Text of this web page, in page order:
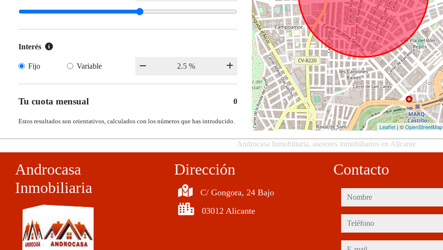
Interés
Fijo Variable
Tu cuota mensual 0
Estos resultados son orientativos, calculados con los números que has introducido.
Leaflet| ©OpenStreetMap
Androcasa Inmobiliaria, asesores inmobiliarios en Alicante
Androcasa
Inmobiliaria
Dirección
C/ Gongora, 24 Bajo
03012 Alicante
Contacto
nombre
teléfono
e-mail